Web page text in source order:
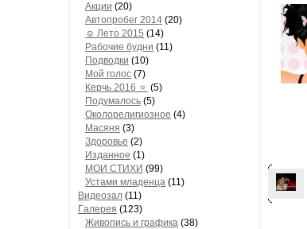
Акции (20)
Автопробег 2014 (20)
☺ Лето 2015 (14)
Рабочие будни (11)
Подводки (10)
Мой голос (7)
Керчь 2016 🔅 (5)
Подумалось (5)
Околорелигиозное (4)
Масяня (3)
Здоровье (2)
Изданное (1)
МОИ СТИХИ (99)
Устами младенца (11)
Видеозал (11)
Гaлерея (123)
Живопись и грaфикa (38)